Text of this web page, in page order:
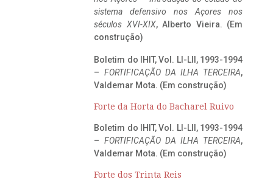
sistema defensivo nos Açores nos
séculos XVI-XIX, Alberto Vieira. (Em
construção)
Boletim do IHIT, Vol. LI-LII, 1993-1994
– FORTIFICAÇÃO DA ILHA TERCEIRA,
Valdemar Mota. (Em construção)
Forte da Horta do Bacharel Ruivo
Boletim do IHIT, Vol. LI-LII, 1993-1994
– FORTIFICAÇÃO DA ILHA TERCEIRA,
Valdemar Mota. (Em construção)
Forte dos Trinta Reis